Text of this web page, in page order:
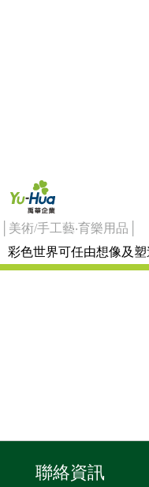
│美術/手工藝‧育樂用品│
彩色世界可任由想像及
聯絡資訊